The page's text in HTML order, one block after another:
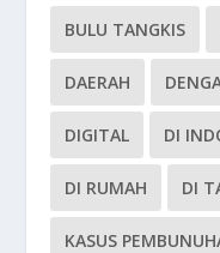
BULU TANGKIS
DAERAH
DIGITAL DI
DI RUMAH DI
KASUS